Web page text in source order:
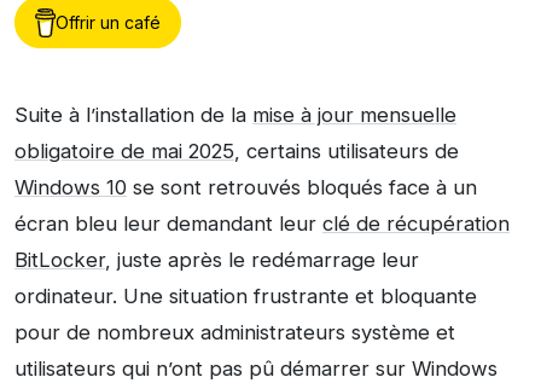
Offrir un café
Suite à l’installation de la mise à jour mensuelle
obligatoire de mai 2025, certains utilisateurs de
Windows 10 se sont retrouvés bloqués face à un
écran bleu leur demandant leur clé de récupération
BitLocker, juste après le redémarrage leur
ordinateur. Une situation frustrante et bloquante
pour de nombreux administrateurs système et
utilisateurs qui n’ont pas pû démarrer sur Windows